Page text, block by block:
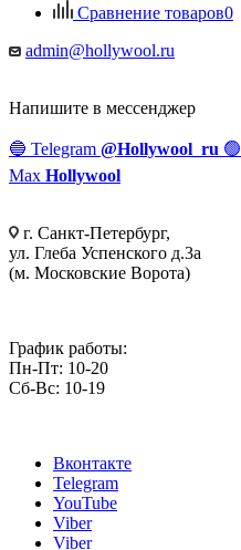
Сравнение товаров0
admin@hollywool.ru
Напишите в мессенджер
🔵 Telegram @Hollywool_ru 🟢
Max Hollywool
г. Санкт-Петербург,
ул. Глеба Успенского д.3а
(м. Московские Ворота)
График работы:
Пн-Пт: 10-20
Сб-Вс: 10-19
Вконтакте
Telegram
YouTube
Viber
Viber